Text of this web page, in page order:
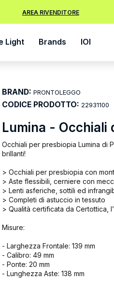
AREA RIVENDITORE
Light Brands IOI
Lumina - Occhiali
Occhiali per presbiopia Lumina di
brillanti!
> Occhiali per presbiopia con
> Aste flessibili, cerniere con
> Lenti asferiche, sottili ed
> Completi di astuccio in tessuto
> Qualità certificata da Certottica,
Misure:
- Larghezza Frontale: 139 mm
- Calibro: 49 mm
- Ponte: 20 mm
- Lunghezza Aste: 138 mm
BRAND: PRONTOLEGGO
CODICE PRODOTTO: 22931100